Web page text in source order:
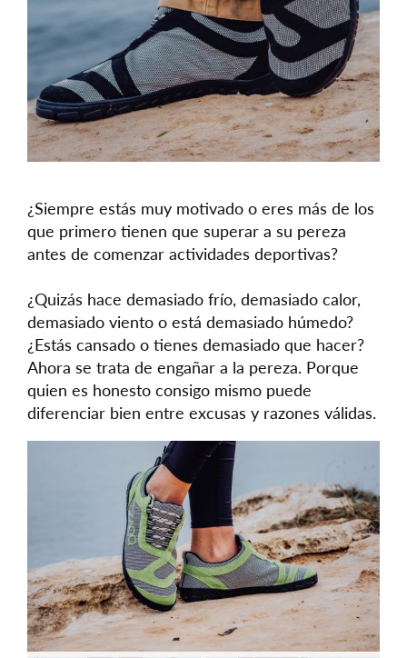
¿Siempre estás muy motivado o eres más de los
que primero tienen que superar a su pereza
antes de comenzar actividades deportivas?
¿Quizás hace demasiado frío, demasiado calor,
demasiado viento o está demasiado húmedo?
¿Estás cansado o tienes demasiado que hacer?
Ahora se trata de engañar a la pereza. Porque
quien es honesto consigo mismo puede
diferenciar bien entre excusas y razones válidas.